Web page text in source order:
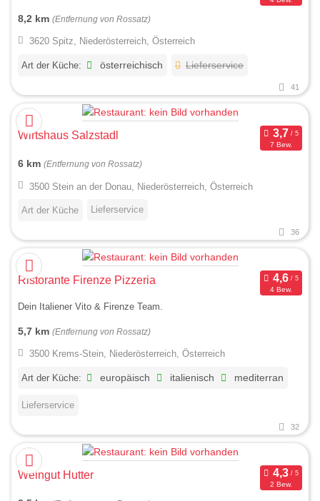
8,2 km (Entfernung von Rossatz)
3620 Spitz, Niederösterreich, Österreich
Art der Küche: österreichisch Lieferservice
41
Wirtshaus Salzstadl
7 Bew.
6 km (Entfernung von Rossatz)
3500 Stein an der Donau, Niederösterreich, Österreich
Art der Küche Lieferservice
36
Ristorante Firenze Pizzeria
4 Bew.
Dein Italiener Vito & Firenze Team.
5,7 km (Entfernung von Rossatz)
3500 Krems-Stein, Niederösterreich, Österreich
Art der Küche: europäisch italienisch mediterran
Lieferservice
32
Weingut Hutter
2 Bew.